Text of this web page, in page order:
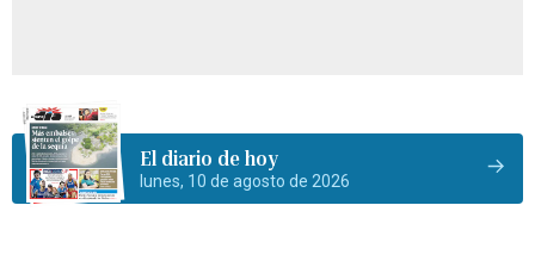
El diario de hoy
lunes, 10 de agosto de 2026